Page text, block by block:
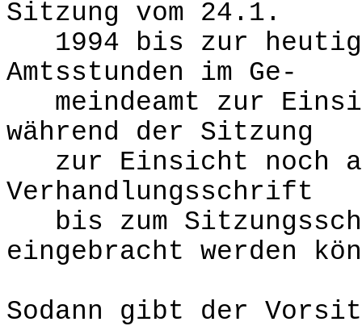
Sitzung vom 24.1.
1994 bis zur
Amtsstunden im Ge-
meindeamt zur
während der Sitzung
zur Einsicht noch
Verhandlungsschrift
bis zum
eingebracht werden
Sodann gibt der